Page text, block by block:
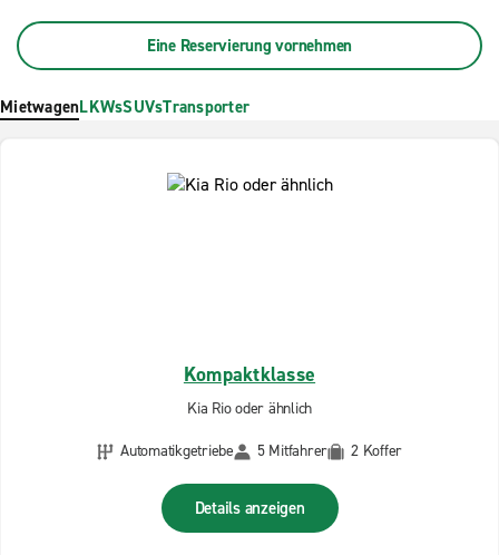
Eine Reservierung vornehmen
MietwagenLKWsSUVsTransporter
Kompaktklasse
Kia Rio oder ähnlich
Automatikgetriebe
5 Mitfahrer 2 Koffer
Details anzeigen